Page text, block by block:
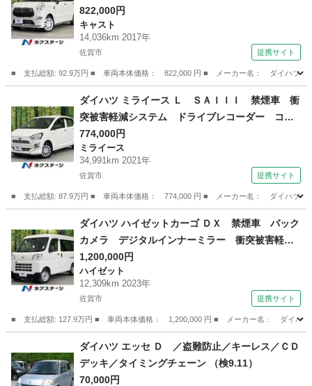
テム スマートキー オートライト オートエア
コン Ｂｌｕｅｔｏｏｔｈ ＣＤ ＤＶＤ再生
フルセグ ＨＩＤフォグ （車検整備付）
822,000円
キャスト
14,036km 2017年
佐賀市 提携サイト
■ 支払総額: 92.9万円 ■ 車両本体価格： 822,000 円 ■ メーカー名： ダイハ
キャスト
ダイハツ ミライース Ｌ ＳＡＩＩＩ 禁煙車 衝
突被害軽減システム ドライブレコーダー コー
ナーセンサー（フロント・リア） ＨＩＤヘッド
ライト オートライト ＣＤ再生 ＡＭ ＦＭ再
生 オートハイビーム 車線逸脱警報 横滑り防
774,000円
ミライース
34,991km 2021年
佐賀市 提携サイト
■ 支払総額: 87.9万円 ■ 車両本体価格： 774,000 円 ■ メーカー名： ダイハツ
ミライース
ダイハツ ハイゼットカーゴ ＤＸ 禁煙車 バック
カメラ デジタルインナーミラー 衝突被害軽減
システム ドラレコ コーナーセンサー ビルト
インＥＴＣ オートライト 衝突安全ボディ ド
アバイザー プライバシーガラス パワーウイン
1,200,000円
ハイゼット
12,309km 2023年
佐賀市 提携サイト
■ 支払総額: 127.9万円 ■ 車両本体価格： 1,200,000 円 ■ メーカー名： ダイハ
ハイゼット
ダイハツ エッセ Ｄ ／盗難防止／キーレス／ＣＤ
デッキ／タイミングチェーン （検9.11）
70,000円